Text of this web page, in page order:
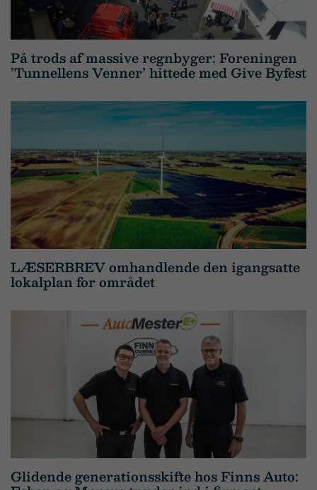
På trods af massive regnbyger: Foreningen
’Tunnellens Venner’ hittede med Give Byfest
LÆSERBREV omhandlende den igangsatte
lokalplan for området
Glidende generationsskifte hos Finns Auto: